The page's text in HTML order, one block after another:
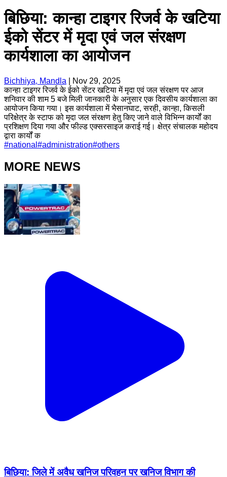
बिछिया: कान्हा टाइगर रिजर्व के खटिया
ईको सेंटर में मृदा एवं जल संरक्षण
कार्यशाला का आयोजन
Bichhiya, Mandla
Nov 29, 2025
कान्हा टाइगर रिजर्व के ईको सेंटर खटिया में मृदा एवं जल संरक्षण पर आज
शनिवार की शाम 5 बजे मिली जानकारी के अनुसार एक दिवसीय कार्यशाला का
आयोजन किया गया। इस कार्यशाला में भैसानघाट, सरही, कान्हा, किसली
परिक्षेत्र के स्टाफ को मृदा जल संरक्षण हेतु किए जाने वाले विभिन्न कार्यों का
प्रशिक्षण दिया गया और फील्ड एक्सरसाइज कराई गई। क्षेत्र संचालक महोदय
द्वारा कार्यों क
#national #administration#others
MORE NEWS
बिछिया: जिले में अवैध खनिज परिवहन पर खनिज विभाग की